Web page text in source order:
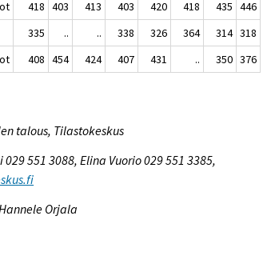
418 403 413 403 420 418 435 446
335 .. .. 338 326 364 314 318
408 454 424 407 431 .. 350 376
talous, Tilastokeskus
551 3088, Elina Vuorio 029 551 3385,
Orjala